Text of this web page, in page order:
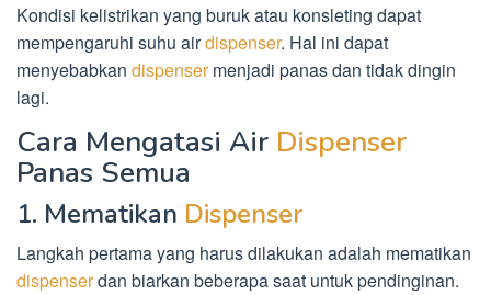
Kondisi kelistrikan yang buruk atau konsleting dapat
mempengaruhi suhu airdispenser. Hal ini dapat
menyebabkan dispensermenjadi panas dan tidak dingin
lagi.
Cara Mengatasi Air Dispenser
Panas Semua
1. Mematikan Dispenser
Langkah pertama yang harus dilakukan adalah mematikan
dispenserdan biarkan beberapa saat untuk pendinginan.